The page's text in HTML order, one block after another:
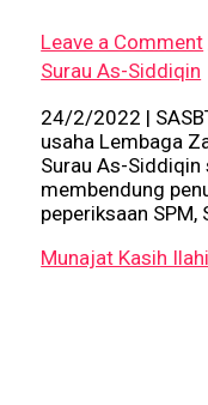
Leave a Comment
Surau As-Siddiqin
24/2/2022 |
usaha Lembaga
Surau As-Siddiqin
membendung
peperiksaan SPM,
Munajat Kasih